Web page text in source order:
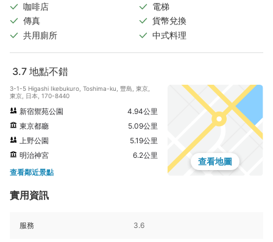
咖啡店
電梯
傳真
貨幣兌換
共用廁所
中式料理
3.7 地點不錯
3-1-5 Higashi Ikebukuro, Toshima-ku, 豐島, 東京,
東京, 日本, 170-8440
新宿禦苑公園
4.94公里
東京都廳
5.09公里
上野公園
5.19公里
明治神宮
6.2公里
查看鄰近景點
查看地圖
實用資訊
服務 3.6